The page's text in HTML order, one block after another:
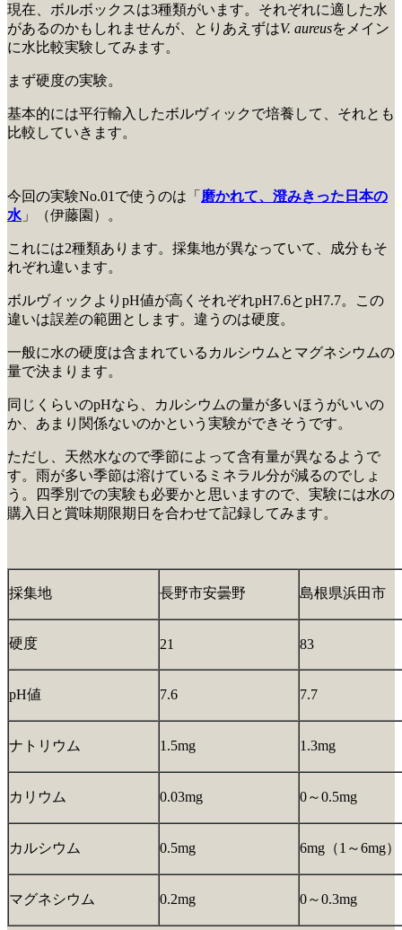
現在、ボルボックスは3種類がいます。それぞれに適した水
があるのかもしれませんが、とりあえずはV. aureusをメイン
に水比較実験してみます。
まず硬度の実験。
基本的には平行輸入したボルヴィックで培養して、それとも
比較していきます。
今回の実験No.01で使うのは「 磨かれて、澄みきった日本の
水 」（伊藤園）。
これには2種類あります。採集地が異なっていて、成分もそ
れぞれ違います。
ボルヴィックよりpH値が高くそれぞれpH7.6とpH7.7。この
違いは誤差の範囲とします。違うのは硬度。
一般に水の硬度は含まれているカルシウムとマグネシウムの
量で決まります。
同じくらいのpHなら、カルシウムの量が多いほうがいいの
か、あまり関係ないのかという実験ができそうです。
ただし、天然水なので季節によって含有量が異なるようで
す。雨が多い季節は溶けているミネラル分が減るのでしょ
う。四季別での実験も必要かと思いますので、実験には水の
購入日と賞味期限期日を合わせて記録してみます。
採集地 長野市安曇野 島根県浜田市
硬度 21 83
pH値 7.6 7.7
ナトリウム 1.5mg 1.3mg
カリウム 0.03mg 0～0.5mg
カルシウム 0.5mg 6mg（1～6mg）
マグネシウム 0.2mg 0～0.3mg